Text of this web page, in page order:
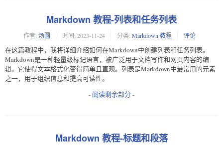
Markdown 教程-列表和任务列表
作者: 汤圆 时间: 2023-11-24 分类: Markdown 教程 评论
在这篇教程中，我将详细介绍如何在Markdown中创建列表和任务列表。
Markdown是一种轻量级标记语言，被广泛用于文档写作和网页内容的编
辑。它使得文本格式化变得简单且直观。列表是Markdown中最常用的元素
之一，用于组织信息和提高可读性。
- 阅读剩余部分 -
Markdown 教程-标题和段落